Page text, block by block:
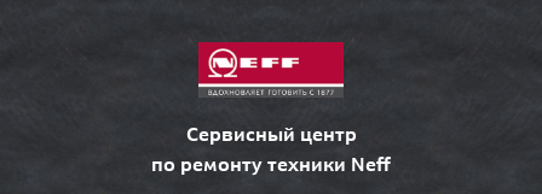
Сервисный центр
по ремонту техники Neff